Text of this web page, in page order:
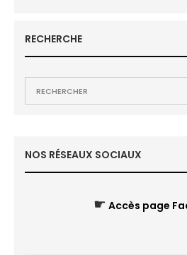
RECHERCHE
NOS RÉSEAUX SOCIAUX
☛ Accès page